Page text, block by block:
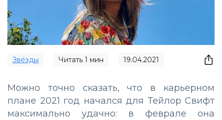
Звёзды Читать 1 мин 19.04.2021
Можно точно сказать, что в карьерном
плане 2021 год начался для Тейлор Свифт
максимально удачно: в феврале она